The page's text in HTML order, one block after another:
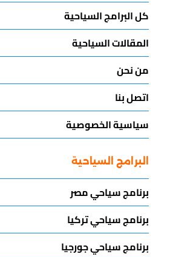
كل البرامج السياحية
المقالات السياحية
من نحن
اتصل بنا
سياسية الخصوصية
البرامج السياحية
برنامج سياحي مصر
برنامج سياحي تركيا
برنامج سياحي جورجيا